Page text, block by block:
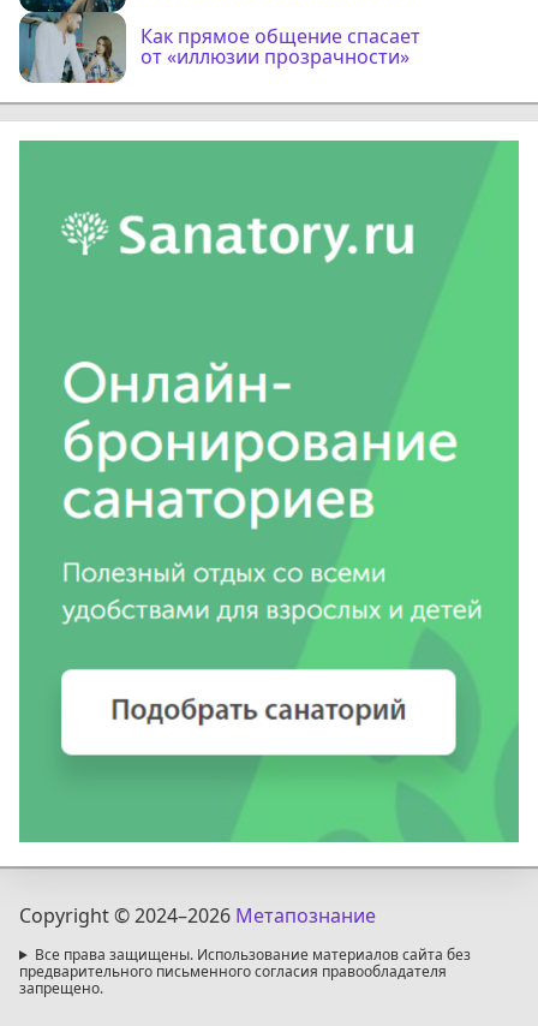
Как прямое общение спасает
от «иллюзии прозрачности»
Copyright © 2024–2026 Метапознание
Все права защищены. Использование материалов сайта без
предварительного письменного согласия правообладателя
запрещено.